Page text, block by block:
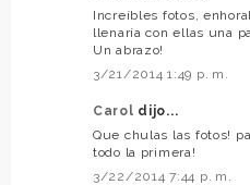
Increíbles fotos,
llenaría con ellas una
Un abrazo!
3/21/2014 1:49 p. m.
Carol dijo...
Que chulas las fotos!
todo la primera!
3/22/2014 7:44 p. m.